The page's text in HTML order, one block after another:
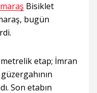
Bisiklet
bugün
etap; İmran
güzergahının
Son etabın